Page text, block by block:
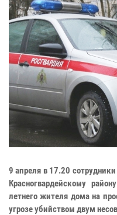
9 апреля в 17.20
Красногвардейскому
летнего жителя дома на
угрозе убийством двум